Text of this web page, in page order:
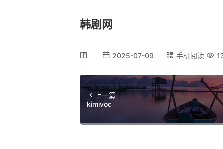
韩剧网
2025-07-09 手机阅读
上一篇
kimivod